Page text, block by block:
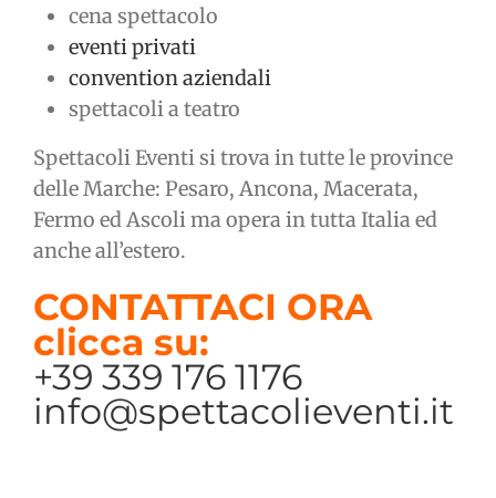
cena spettacolo
eventi privati
convention aziendali
spettacoli a teatro
Spettacoli Eventi si trova in tutte le province
delle Marche: Pesaro, Ancona, Macerata,
Fermo ed Ascoli ma opera in tutta Italia ed
anche all’estero.
CONTATTACI ORA
clicca su:
+39 339 176 1176
info@spettacolieventi.it